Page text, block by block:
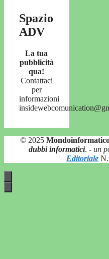
Spazio
ADV
La tua
pubblicità
qua!
Contattaci
per
informazioni
© 2025
dubbi informatici. - un
Editoriale